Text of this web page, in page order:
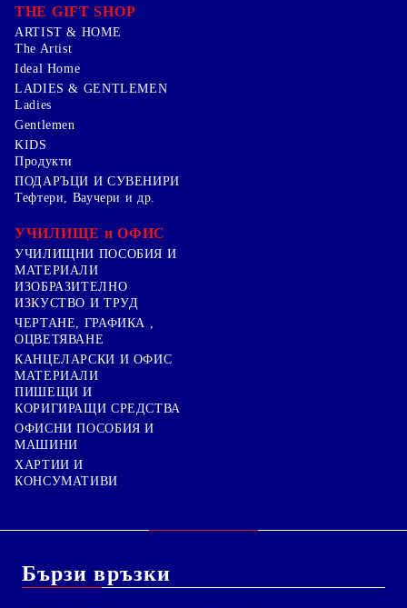
THE GIFT SHOP
ARTIST & HOME
The Artist
Ideal Home
LADIES & GENTLEMEN
Ladies
Gentlemen
KIDS
Продукти
ПОДАРЪЦИ И СУВЕНИРИ
Тефтери, Ваучери и др.
УЧИЛИЩЕ и ОФИС
УЧИЛИЩНИ ПОСОБИЯ И
МАТЕРИАЛИ
ИЗОБРАЗИТЕЛНО
ИЗКУСТВО И ТРУД
ЧЕРТАНЕ, ГРАФИКА ,
ОЦВЕТЯВАНЕ
КАНЦЕЛАРСКИ И ОФИС
МАТЕРИАЛИ
ПИШЕЩИ И
КОРИГИРАЩИ СРЕДСТВА
ОФИСНИ ПОСОБИЯ И
МАШИНИ
ХАРТИИ И
КОНСУМАТИВИ
Бързи връзки